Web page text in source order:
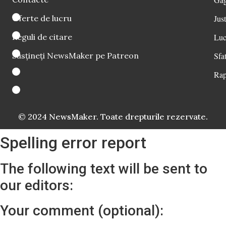
Oferte de lucru
Reguli de citare
Susțineți NewsMaker pe Patreon
© 2024 NewsMaker. Toate drepturile rezervate.
Spelling error report
The following text will be sent to
our editors:
Your comment (optional):